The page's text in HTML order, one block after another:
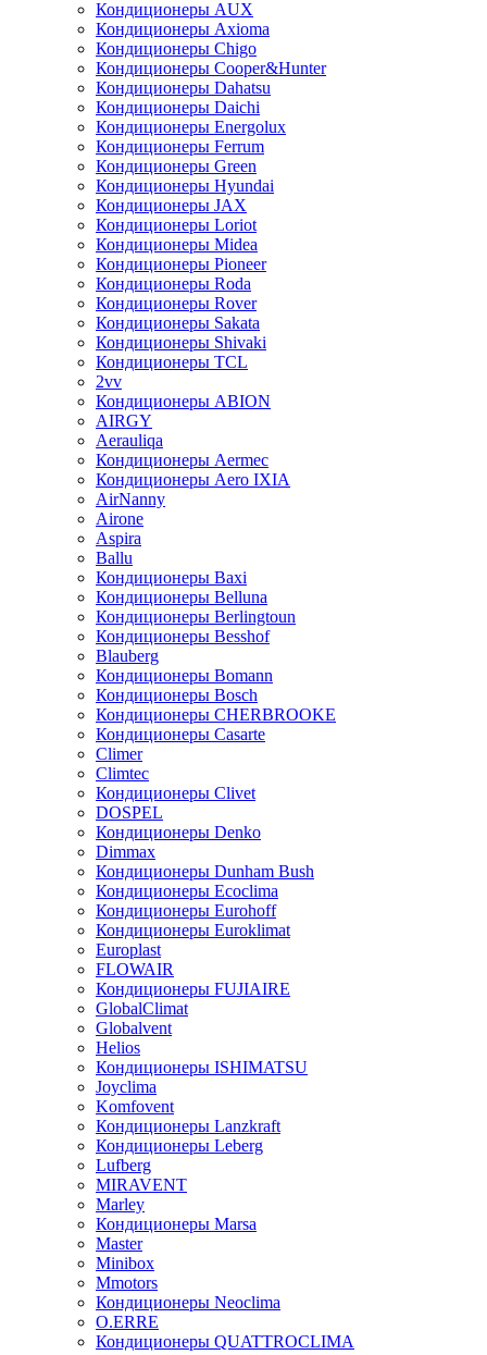
Кондиционеры AUX
Кондиционеры Axioma
Кондиционеры Chigo
Кондиционеры Cooper&Hunter
Кондиционеры Dahatsu
Кондиционеры Daichi
Кондиционеры Energolux
Кондиционеры Ferrum
Кондиционеры Green
Кондиционеры Hyundai
Кондиционеры JAX
Кондиционеры Loriot
Кондиционеры Midea
Кондиционеры Pioneer
Кондиционеры Roda
Кондиционеры Rover
Кондиционеры Sakata
Кондиционеры Shivaki
Кондиционеры TCL
2vv
Кондиционеры ABION
AIRGY
Aerauliqa
Кондиционеры Aermec
Кондиционеры Aero IXIA
AirNanny
Airone
Aspira
Ballu
Кондиционеры Baxi
Кондиционеры Belluna
Кондиционеры Berlingtoun
Кондиционеры Besshof
Blauberg
Кондиционеры Bomann
Кондиционеры Bosch
Кондиционеры CHERBROOKE
Кондиционеры Casarte
Climer
Climtec
Кондиционеры Clivet
DOSPEL
Кондиционеры Denko
Dimmax
Кондиционеры Dunham Bush
Кондиционеры Ecoclima
Кондиционеры Eurohoff
Кондиционеры Euroklimat
Europlast
FLOWAIR
Кондиционеры FUJIAIRE
GlobalClimat
Globalvent
Helios
Кондиционеры ISHIMATSU
Joyclima
Komfovent
Кондиционеры Lanzkraft
Кондиционеры Leberg
Lufberg
MIRAVENT
Marley
Кондиционеры Marsa
Master
Minibox
Mmotors
Кондиционеры Neoclima
O.ERRE
Кондиционеры QUATTROCLIMA